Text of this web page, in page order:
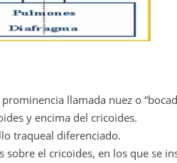
llamada nuez o
y encima del cricoides.
traqueal diferenciado.
el cricoides, en los que se